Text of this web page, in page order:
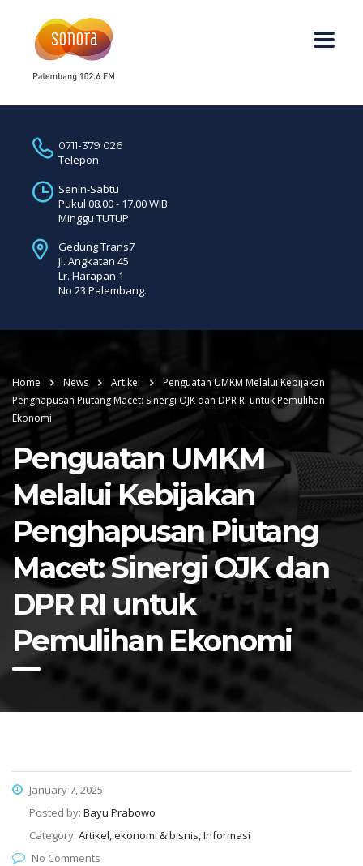
0711-379 026
Telepon
Senin-Sabtu
Pukul 08.00 - 17.00 WIB
Minggu TUTUP
Gedung Trans7
Jl. Angkatan 45
Lr. Harapan 1
No 23 Palembang.
Home News Artikel
Penguatan UMKM Melalui Kebijakan
Penghapusan Piutang Macet: Sinergi OJK dan DPR RI untuk Pemulihan
Ekonomi
Penguatan UMKM
Melalui Kebijakan
Penghapusan Piutang
Macet: Sinergi OJK dan
DPR RI untuk
Pemulihan Ekonomi
January 7, 2025
Posted by: Bayu Prabowo
Category: Artikel, ekonomi & bisnis, Informasi
No Comments